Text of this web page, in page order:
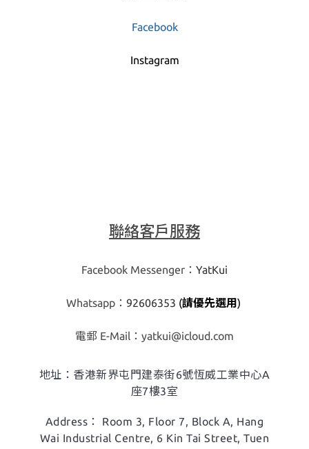
Facebook
Instagram
聯絡客戶服務
Facebook Messenger： YatKui
Whatsapp： 92606353 (請優先選用)
​電郵 E-Mail： yatkui@icloud.com
地址：香港新界屯門建泰街6號恆威工業中心A
座7樓3室
Address： Room 3, Floor 7, Block A, Hang
Wai Industrial Centre, 6 Kin Tai Street, Tuen